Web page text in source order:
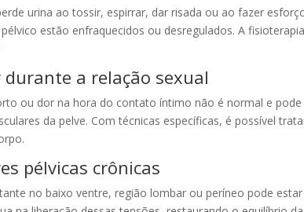
urina ao tossir, espirrar, dar risada ou ao fazer
estão enfraquecidos ou desregulados. A
durante a relação sexual
ou dor na hora do contato íntimo não é normal e
da pelve. Com técnicas específicas, é possível
pélvicas crônicas
no baixo ventre, região lombar ou períneo pode